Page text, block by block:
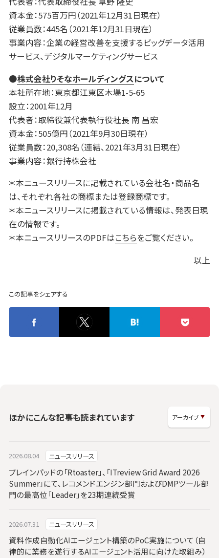
資本金：575百万円（2021年12月31日現在）
従業員数：445名（2021年12月31日現在）
事業内容：企業の経営改善を支援するビッグデータ活用
サービス、デジタルマーケティングサービス
●株式会社りそなホールディングスについて
本社所在地：東京都江東区木場1-5-65
設立：2001年12月
代表者：取締役兼代表執行役社長 南 昌宏
資本金：505億円（2021年9月30日現在）
従業員数：20,308名（連結、2021年3月31日現在）
事業内容：銀行持株会社
＊本ニュースリリースに記載されている会社名・商品名
は、それぞれ各社の商標または登録商標です。
＊本ニュースリリースに掲載されている情報は、発表日現
在の情報です。
＊本ニュースリリースのPDFはこちらをご覧ください。
以上
この記事をシェアする
ほかにこんな記事も読まれています
2026.08.04 ニュースリリース
ブレインパッドの「Rtoaster」、「ITreview Grid Award 2026
Summer」にて、レコメンドエンジン部門およびDMPツール部
門の最高位「Leader」を23期連続受賞
2026.07.31 ニュースリリース
資料作成自動化AIエージェント構築のPoC実施について（自
律的に業務を遂行するAIエージェント活用に向けた取組み）